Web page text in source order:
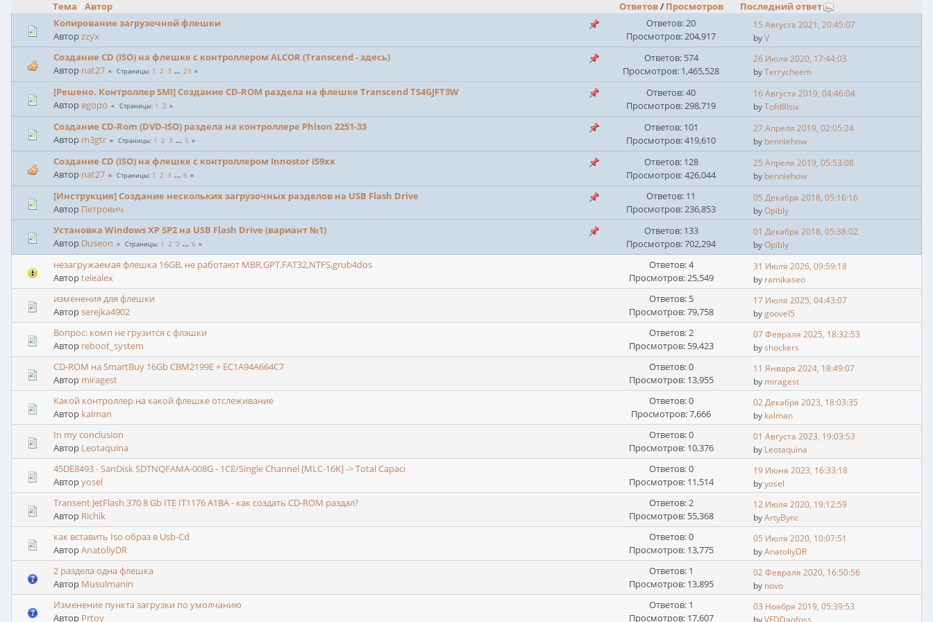
Тема Автор Ответов/ Просмотров
Последний ответ
Копирование загрузочной флешки
Авторzzyx
Ответов: 20
Просмотров: 204,917
15 Августа 2021, 20:45:07
byV
Создание CD (ISO) на флешке с контроллером ALCOR (Transcend - здесь)
Автор nat27 Страницы 1 2 3 ... 23
Ответов: 574
Просмотров: 1,465,528
26 Июля 2020, 17:44:03
byTerrycheem
[Решено. Контроллер SMI] Создание CD-ROM раздела на флешке Transcend TS4GJFT3W
Авторegopo Страницы 1 2
Ответов: 40
Просмотров: 298,719
16 Августа 2019, 04:46:04
byTofd8lsix
Создание CD-Rom (DVD-ISO) раздела на контроллере Phison 2251-33
Автор m3gtr Страницы 1 2 3 ... 5
Ответов: 101
Просмотров: 419,610
27 Апреля 2019, 02:05:24
by benniehow
Создание CD (ISO) на флешке с контроллером Innostor IS9xx
Автор nat27 Страницы 1 2 3 ... 6
Ответов: 128
Просмотров: 426,044
25 Апреля 2019, 05:53:08
by benniehow
[Инструкция] Создание нескольких загрузочных разделов на USB Flash Drive
Автор Петрович
Ответов: 11
Просмотров: 236,853
05 Декабря 2018, 05:16:16
byOpibly
Установка Windows XP SP2 на USB Flash Drive (вариант №1)
Автор Duseon Страницы 1 2 3 ... 6
Ответов: 133
Просмотров: 702,294
01 Декабря 2018, 05:38:02
byOpibly
незагружаемая флешка 16GB, не работают MBR,GPT,FAT32,NTFS,grub4dos
Авторtelealex
Ответов: 4
Просмотров: 25,549
31 Июля 2026, 09:59:18
by ramikaseo
изменения для флешки
Авторserejka4902
Ответов: 5
Просмотров: 79,758
17 Июля 2025, 04:43:07
bygoovel5
Вопрос: комп не грузится с флэшки
Автор reboot_system
Ответов: 2
Просмотров: 59,423
07 Февраля 2025, 18:32:53
byshockers
CD-ROM на SmartBuy 16Gb CBM2199E + EC1A94A664C7
Автор miragest
Ответов: 0
Просмотров: 13,955
11 Января 2024, 18:49:07
by miragest
Какой контроллер на какой флешке отслеживание
Автор kalman
Ответов: 0
Просмотров: 7,666
02 Декабря 2023, 18:03:35
by kalman
In my conclusion
Автор Leotaquina
Ответов: 0
Просмотров: 10,376
01 Августа 2023, 19:03:53
by Leotaquina
45DE8493 - SanDisk SDTNQFAMA-008G - 1CE/Single Channel [MLC-16K] -> Total Capaci
Авторyosel
Ответов: 0
Просмотров: 11,514
19 Июня 2023, 16:33:18
byyosel
Transent JetFlash 370 8 Gb ITE IT1176 A1BA - как создать CD-ROM раздал?
Автор Richik
Ответов: 2
Просмотров: 55,368
12 Июля 2020, 19:12:59
byArtyBync
как вставить Iso образ в Usb-Cd
АвторAnatoliyDR
Ответов: 0
Просмотров: 13,775
05 Июля 2020, 10:07:51
byAnatoliyDR
2 раздела одна флешка
Автор Musulmanin
Ответов: 1
Просмотров: 13,895
02 Февраля 2020, 16:50:56
by novo
Изменение пункта загрузки по умолчанию
Автор Prtoy
Ответов: 1
Просмотров: 17,607
03 Ноября 2019, 05:39:53
byVFDDanfoss